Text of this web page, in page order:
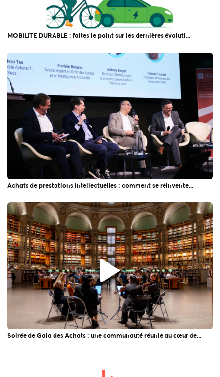
MOBILITE DURABLE : faites le point sur les dernières évoluti...
Achats de prestations intellectuelles : comment se réinvente...
Soirée de Gala des Achats : une communauté réunie au cœur de...